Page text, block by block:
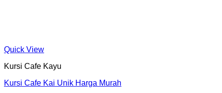
Quick View
Kursi Cafe Kayu
Kursi Cafe Kai Unik Harga Murah